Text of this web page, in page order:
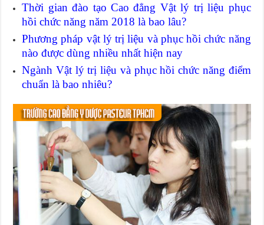
Thời gian đào tạo Cao đẳng Vật lý trị liệu phục
hồi chức năng năm 2018 là bao lâu?
Phương pháp vật lý trị liệu và phục hồi chức năng
nào được dùng nhiều nhất hiện nay
Ngành Vật lý trị liệu và phục hồi chức năng điểm
chuẩn là bao nhiêu?